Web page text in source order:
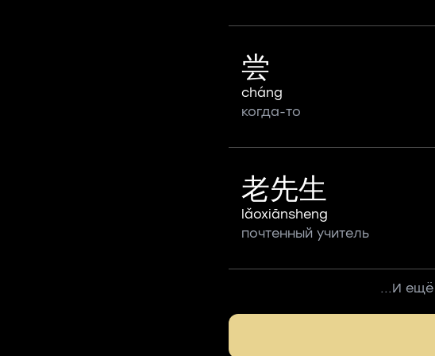
尝
cháng
когда-то
老先生
lǎoxiānsheng
почтенный учитель
...И ещё